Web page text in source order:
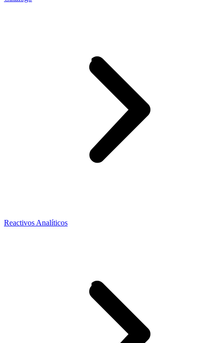
Reactivos Analíticos